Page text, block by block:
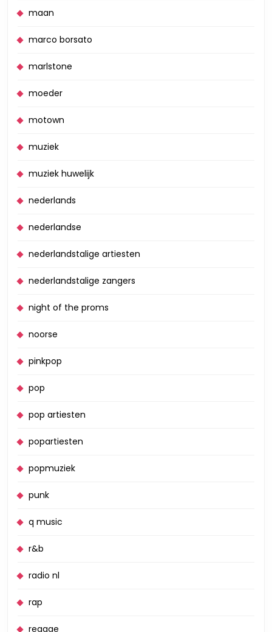
maan
marco borsato
marlstone
moeder
motown
muziek
muziek huwelijk
nederlands
nederlandse
nederlandstalige artiesten
nederlandstalige zangers
night of the proms
noorse
pinkpop
pop
pop artiesten
popartiesten
popmuziek
punk
q music
r&b
radio nl
rap
reggae